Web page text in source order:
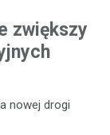
zwiększy
nowej drogi